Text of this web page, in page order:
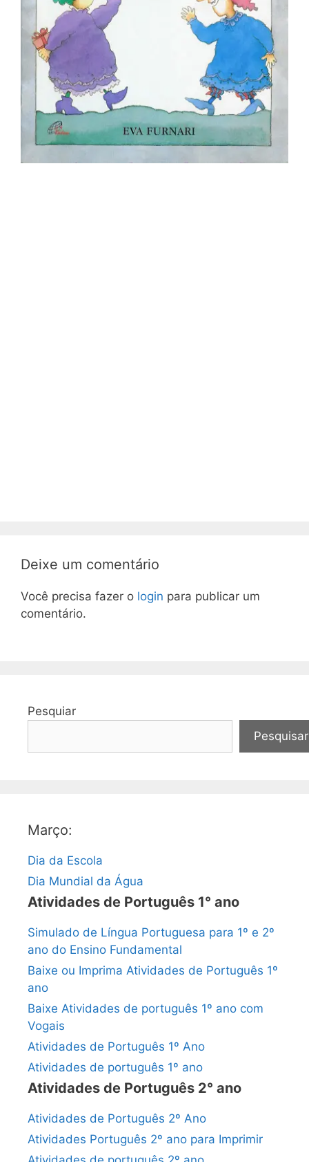
Deixe um comentário
Você precisa fazer o login para publicar um
comentário.
Pesquiar
Pesquisar
Março:
Dia da Escola
Dia Mundial da Água
Atividades de Português 1° ano
Simulado de Língua Portuguesa para 1º e 2º
ano do Ensino Fundamental
Baixe ou Imprima Atividades de Português 1º
ano
Baixe Atividades de português 1º ano com
Vogais
Atividades de Português 1º Ano
Atividades de português 1º ano
Atividades de Português 2° ano
Atividades de Português 2º Ano
Atividades Português 2º ano para Imprimir